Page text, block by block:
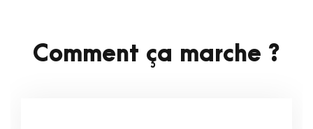
Comment ça marche ?